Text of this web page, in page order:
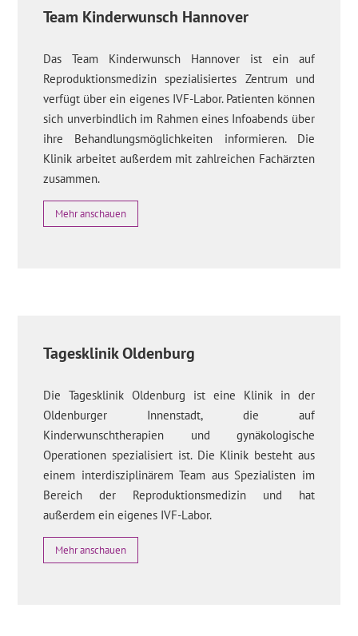
Team Kinderwunsch Hannover
Das Team Kinderwunsch Hannover ist ein auf
Reproduktionsmedizin spezialisiertes Zentrum und
verfügt über ein eigenes IVF-Labor. Patienten können
sich unverbindlich im Rahmen eines Infoabends über
ihre Behandlungsmöglichkeiten informieren. Die
Klinik arbeitet außerdem mit zahlreichen Fachärzten
zusammen.
Mehr anschauen
Tagesklinik Oldenburg
Die Tagesklinik Oldenburg ist eine Klinik in der
Oldenburger Innenstadt, die auf
Kinderwunschtherapien und gynäkologische
Operationen spezialisiert ist. Die Klinik besteht aus
einem interdisziplinärem Team aus Spezialisten im
Bereich der Reproduktionsmedizin und hat
außerdem ein eigenes IVF-Labor.
Mehr anschauen